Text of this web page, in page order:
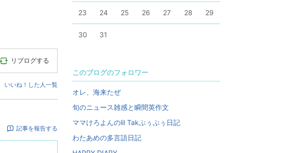
リブログする
いいね！した人一覧
記事を報告する
23 24 25 26 27 28 29
30 31
このブログのフォロワー
オレ、海来たぜ
旬のニュース雑感と瞬間英作文
ママけろよんのlil Takぷぅぷぅ日記
わたあめの多言語日記